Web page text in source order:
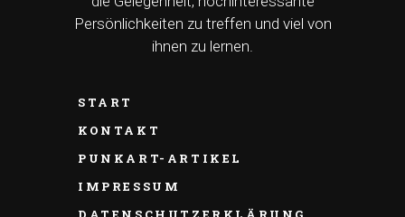
Persönlichkeiten zu treffen und viel von
ihnen zu lernen.
START
KONTAKT
PUNKART-ARTIKEL
IMPRESSUM